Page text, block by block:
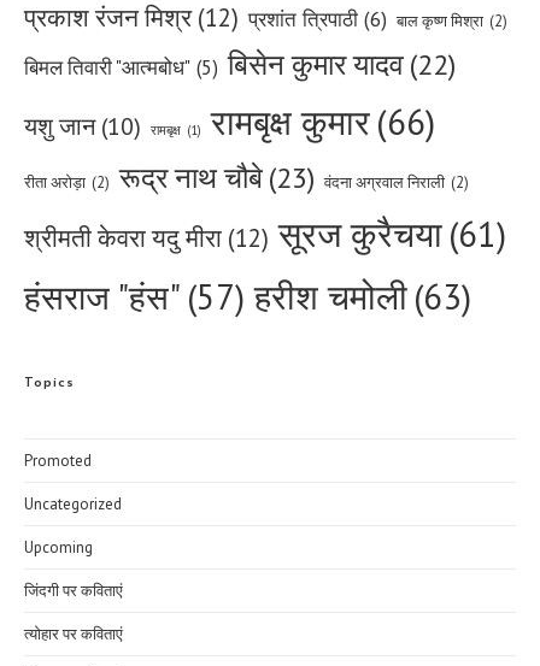
प्रकाश रंजन मिश्र (12) प्रशांत त्रिपाठी (6) बाल कृष्ण मिश्रा (2)
बिमल तिवारी "आत्मबोध" (5) बिसेन कुमार यादव(22)
यशु जान (10) रामबृक्ष (1) रामबृक्ष कुमार(66)
रीता अरोड़ा (2) रूद्र नाथ चौबे(23) वंदना अग्रवाल निराली (2)
श्रीमती केवरा यदु मीरा (12) सूरज कुरैचया(61)
हंसराज "हंस" (57) हरीश चमोली(63)
Topics
Promoted
Uncategorized
Upcoming
जिंदगी पर कविताएं
त्योहार पर कविताएं